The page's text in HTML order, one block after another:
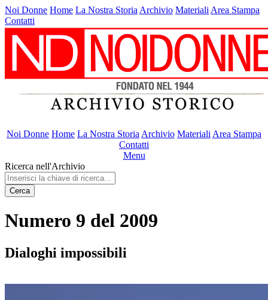
Noi Donne Home La Nostra Storia Archivio Materiali Area Stampa
Contatti
Noi Donne Home La Nostra Storia Archivio Materiali Area Stampa
Contatti
Menu
Ricerca nell'Archivio
Cerca
Numero 9 del 2009
Dialoghi impossibili